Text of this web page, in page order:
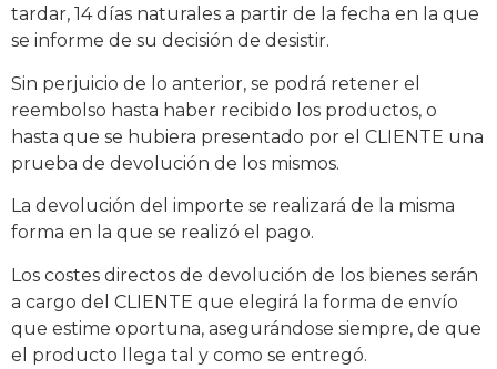
tardar, 14 días naturales a partir de la fecha en la que
se informe de su decisión de desistir.
Sin perjuicio de lo anterior, se podrá retener el
reembolso hasta haber recibido los productos, o
hasta que se hubiera presentado por el CLIENTE una
prueba de devolución de los mismos.
La devolución del importe se realizará de la misma
forma en la que se realizó el pago.
Los costes directos de devolución de los bienes serán
a cargo del CLIENTE que elegirá la forma de envío
que estime oportuna, asegurándose siempre, de que
el producto llega tal y como se entregó.